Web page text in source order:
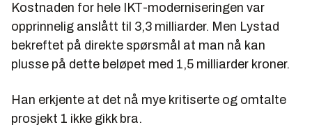
Kostnaden for hele IKT-moderniseringen var
opprinnelig anslått til 3,3 milliarder. Men Lystad
bekreftet på direkte spørsmål at man nå kan
plusse på dette beløpet med 1,5 milliarder kroner.
Han erkjente at det nå mye kritiserte og omtalte
prosjekt 1 ikke gikk bra.